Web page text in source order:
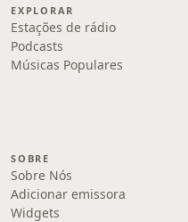
EXPLORAR
Estações de rádio
Podcasts
Músicas Populares
SOBRE
Sobre Nós
Adicionar emissora
Widgets